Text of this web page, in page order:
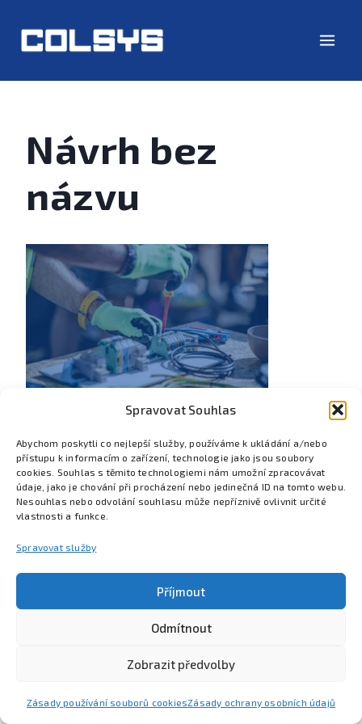
Spravovat Souhlas
Abychom poskytli co nejlepší služby, používáme k ukládání a/nebo
přístupu k informacím o zařízení, technologie jako jsou soubory
cookies. Souhlas s těmito technologiemi nám umožní zpracovávat
údaje, jako je chování při procházení nebo jedinečná ID na tomto webu.
Nesouhlas nebo odvolání souhlasu může nepříznivě ovlivnit určité
vlastnosti a funkce.
Spravovat služby
Příjmout
Odmítnout
Zobrazit předvolby
Zásady používání souborů cookiesZásady ochrany osobních údajů
Návrh bez
názvu